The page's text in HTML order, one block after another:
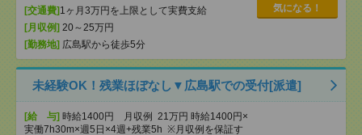
[交通費]1ヶ月3万円を上限として実費支給
[月収例] 20～25万円
[勤務地] 広島駅から徒歩5分
気になる！
未経験OK！残業ほぼなし▼広島駅での受付[派遣]
[給 与] 時給1400円 月収例 21万円 時給1400円×
実働7h30m×週5日×4週+残業5h ※月収例を保証す